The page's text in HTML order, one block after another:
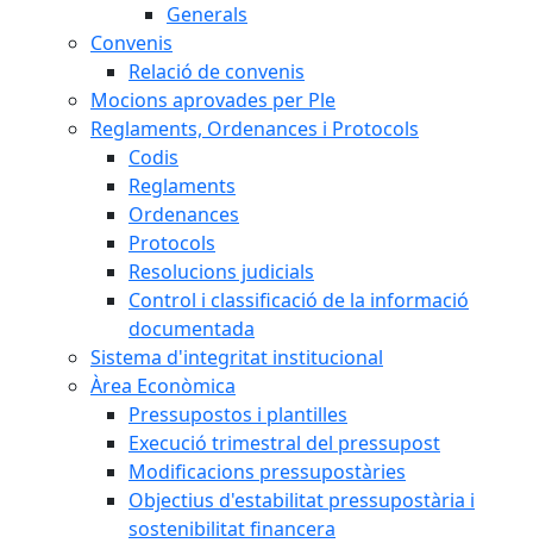
Generals
Convenis
Relació de convenis
Mocions aprovades per Ple
Reglaments, Ordenances i Protocols
Codis
Reglaments
Ordenances
Protocols
Resolucions judicials
Control i classificació de la informació
documentada
Sistema d'integritat institucional
Àrea Econòmica
Pressupostos i plantilles
Execució trimestral del pressupost
Modificacions pressupostàries
Objectius d'estabilitat pressupostària i
sostenibilitat financera